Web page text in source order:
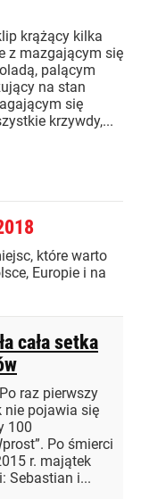
krążący kilka
z mazgającym się
palącym
na stan
się
krzywdy,...
które warto
Europie i na
cała setka
raz pierwszy
nie pojawia się
100
Po śmierci
r. majątek
Sebastian i...